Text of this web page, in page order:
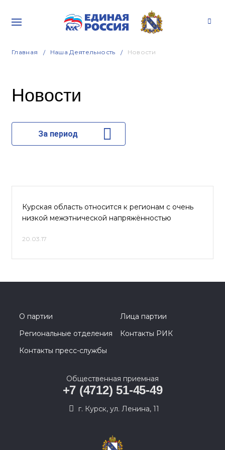
Главная Наша Деятельность Новости
Новости
За период
Курская область относится к регионам с очень
низкой межэтнической напряжённостью
20.03.17
О партии
Лица партии
Региональные отделения
Контакты РИК
Контакты пресс-службы
Общественная приемная
+7 (4712) 51-45-49
г. Курск, ул. Ленина, 11